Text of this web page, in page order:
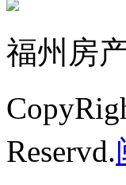
福州房
Reservd.